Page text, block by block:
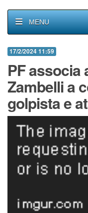
MENU
17/2/2024 11:59
PF associa
Zambelli a
golpista e